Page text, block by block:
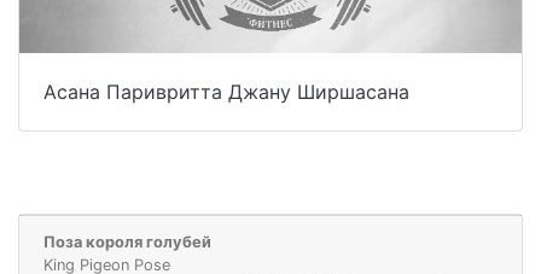
Асана Паривритта Джану Ширшасана
Поза короля голубей
King Pigeon Pose